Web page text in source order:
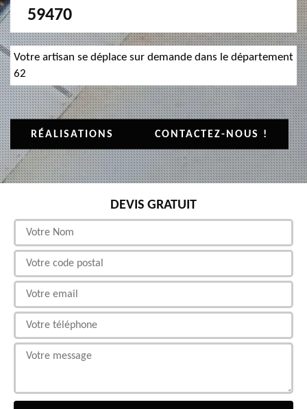
59470
Votre artisan se déplace sur demande dans le département
62
RÉALISATIONS CONTACTEZ-NOUS !
DEVIS GRATUIT